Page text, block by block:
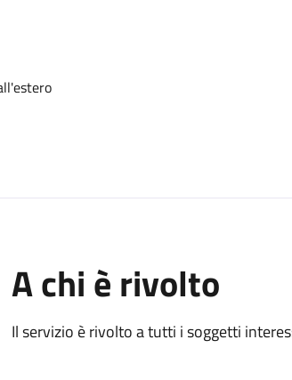
A chi è rivolto
Il servizio è rivolto a tutti i soggetti